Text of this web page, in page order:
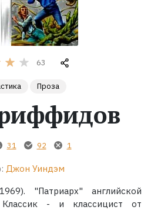
63
Проза
31 92 1
Джон Уиндэм
"Патриарх" английской
Классик - и классицист от